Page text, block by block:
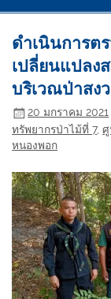
ดำเนินการต
เปลี่ยนแปลง
บริเวณป่าสง
20 มกราคม 2021
ทรัพยากรป่าไม้ที่ 7,ศู
หนองพอก